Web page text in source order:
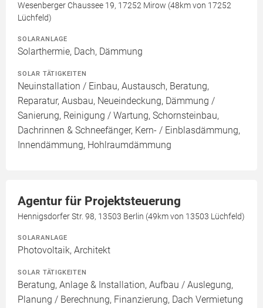
Wesenberger Chaussee 19, 17252 Mirow (48km von 17252
Lüchfeld)
SOLARANLAGE
Solarthermie, Dach, Dämmung
SOLAR TÄTIGKEITEN
Neuinstallation / Einbau, Austausch, Beratung,
Reparatur, Ausbau, Neueindeckung, Dämmung /
Sanierung, Reinigung / Wartung, Schornsteinbau,
Dachrinnen & Schneefänger, Kern- / Einblasdämmung,
Innendämmung, Hohlraumdämmung
Agentur für Projektsteuerung
Hennigsdorfer Str. 98, 13503 Berlin (49km von 13503 Lüchfeld)
SOLARANLAGE
Photovoltaik, Architekt
SOLAR TÄTIGKEITEN
Beratung, Anlage & Installation, Aufbau / Auslegung,
Planung / Berechnung, Finanzierung, Dach Vermietung